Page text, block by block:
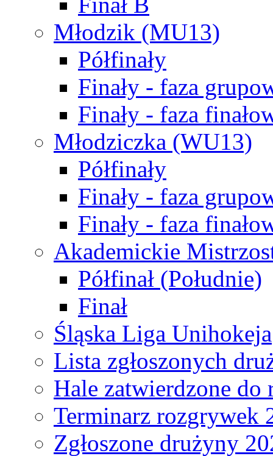
Młodzik (MU13)
Półfinały
Finały - faza
Finały - faza
Młodziczka (WU13)
Półfinały
Finały - faza
Finały - faza
Akademickie
Półfinał (Południe)
Finał
Śląska Liga Unihokeja
Lista zgłoszonych
Hale zatwierdzone do
Terminarz rozgrywek
Zgłoszone drużyny